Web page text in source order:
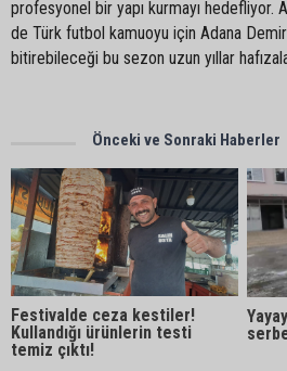
profesyonel bir yapı kurmayı hedefliyor.
de Türk futbol kamuoyu için Adana
bitirebileceği bu sezon uzun yıllar
Önceki ve Sonraki Haberler
Festivalde ceza kestiler!
Kullandığı ürünlerin testi
temiz çıktı!